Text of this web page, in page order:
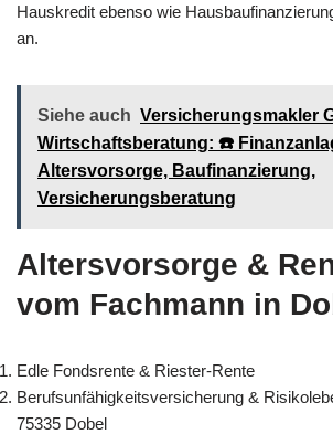
Hauskredit ebenso wie
an.
Siehe auch Versicherungsmakler
Wirtschaftsberatung: ☎️
Altersvorsorge, Baufinanzierung,
Versicherungsberatung
Altersvorsorge &
vom Fachmann in
Edle Fondsrente & Riester-Rente
Berufsunfähigkeitsversicherung &
75335 Dobel